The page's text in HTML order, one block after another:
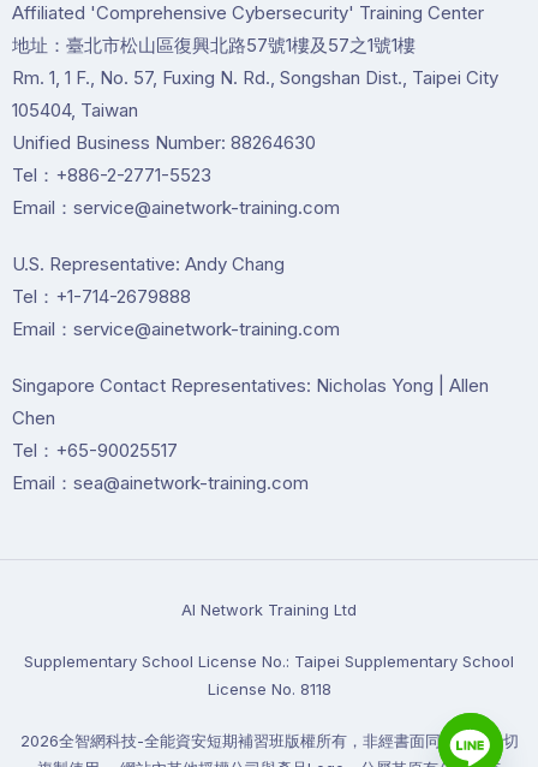
Affiliated 'Comprehensive Cybersecurity' Training Center
地址：臺北市松山區復興北路57號1樓及57之1號1樓
Rm. 1, 1 F., No. 57, Fuxing N. Rd., Songshan Dist., Taipei City
105404, Taiwan
Unified Business Number: 88264630
Tel：+886-2-2771-5523
Email：service@ainetwork-training.com
U.S. Representative: Andy Chang
Tel：+1-714-2679888
Email：service@ainetwork-training.com
Singapore Contact Representatives: Nicholas Yong | Allen
Chen
Tel：+65-90025517
Email：sea@ainetwork-training.com
Al Network Training Ltd
Supplementary School License No.: Taipei Supplementary School
License No. 8118
2026全智網科技-全能資安短期補習班版權所有，非經書面同意禁止一切